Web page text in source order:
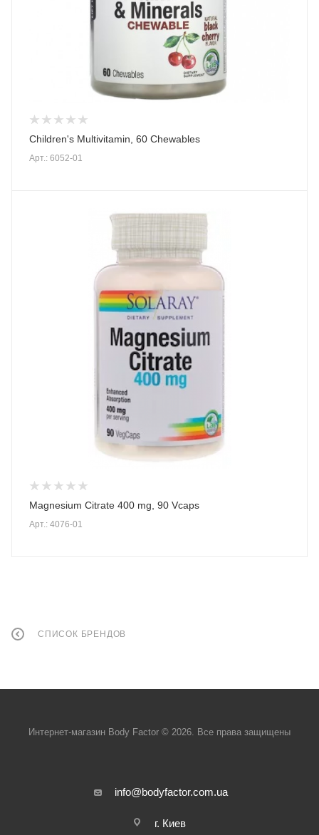
Children's Multivitamin, 60 Chewables
Арт.: 6052-01
Magnesium Citrate 400 mg, 90 Vcaps
Арт.: 4076-01
СПИСОК БРЕНДОВ
Интернет-магазин Body Factor © 2026. Все права защищены
info@bodyfactor.com.ua
г. Киев